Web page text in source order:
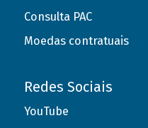
Consulta PAC
Moedas contratuais
Redes Sociais
YouTube